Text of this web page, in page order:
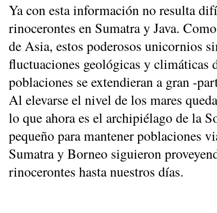
Ya con esta información no resulta
rinocerontes en Sumatra y Java.
de Asia, estos poderosos unicornios
fluctuaciones geológicas y climáticas
poblaciones se extendieran a gran -
Al elevarse el nivel de los mares
lo que ahora es el archipiélago de la
pequeño para mantener poblaciones
Sumatra y Borneo siguieron
rinocerontes hasta nuestros días.